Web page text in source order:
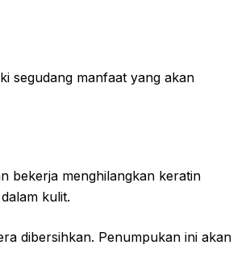
segudang manfaat yang akan
bekerja menghilangkan keratin
kulit.
dibersihkan. Penumpukan ini akan